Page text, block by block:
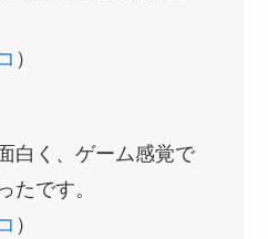
）
白く、ゲーム感覚で
たです。
）